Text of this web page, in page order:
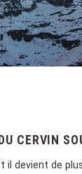
CERVIN
il devient de